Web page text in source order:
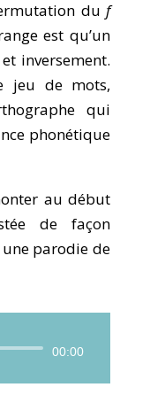
du f
est qu’un
inversement.
jeu de mots,
qui
phonétique
au début
de façon
parodie de
00:00